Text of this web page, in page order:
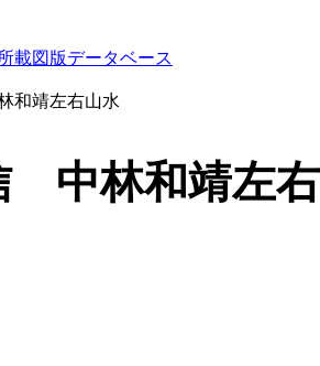
載図版データベース
和靖左右山水
中林和靖左